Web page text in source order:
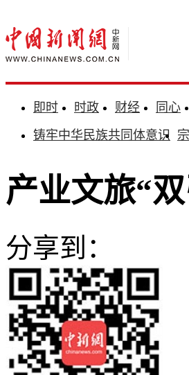
即时 时政 财经 同心
铸牢中华民族共同体意识
产业文旅“
分享到：